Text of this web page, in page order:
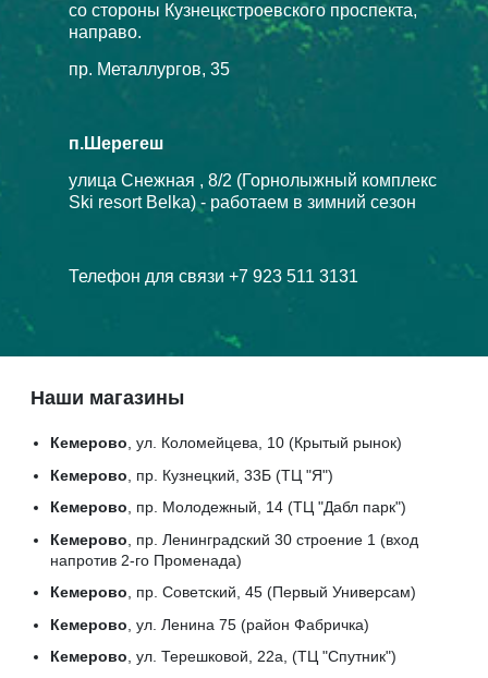
Наши магазины
Кемерово, ул. Коломейцева, 10 (Крытый рынок)
Кемерово , пр. Кузнецкий, 33Б (ТЦ "Я")
Кемерово, пр. Молодежный, 14 (ТЦ "Дабл парк")
Кемерово , пр. Ленинградский 30 строение 1 (вход
напротив 2-го Променада)
Кемерово, пр. Советский, 45 (Первый Универсам)
Кемерово , ул. Ленина 75 (район Фабричка)
Кемерово, ул. Терешковой, 22а, (ТЦ "Спутник")
со стороны Кузнецкстроевского проспекта,
направо.
пр. Металлургов, 35
п.Шерегеш
улица Снежная , 8/2 (Горнолыжный комплекс
Ski resort Belka) - работаем в зимний сезон
Телефон для связи +7 923 511 3131